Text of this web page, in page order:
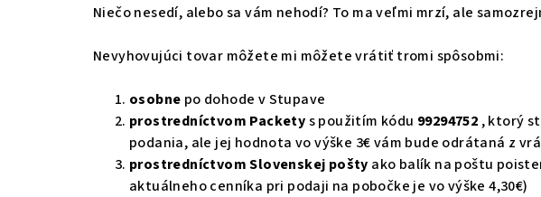
Niečo nesedí, alebo sa vám nehodí? To ma veľmi mrzí, ale
Nevyhovujúci tovar môžete mi môžete vrátiť tromi spôsobmi:
osobne po dohode v Stupave
prostredníctvom Packetys použitím kódu 99294752 , ktorý
podania, ale jej hodnota vo výške 3€ vám bude odrátaná z
prostredníctvom Slovenskej pošty ako balík na poštu
aktuálneho cenníka pri podaji na pobočke je vo výške 4,30€)